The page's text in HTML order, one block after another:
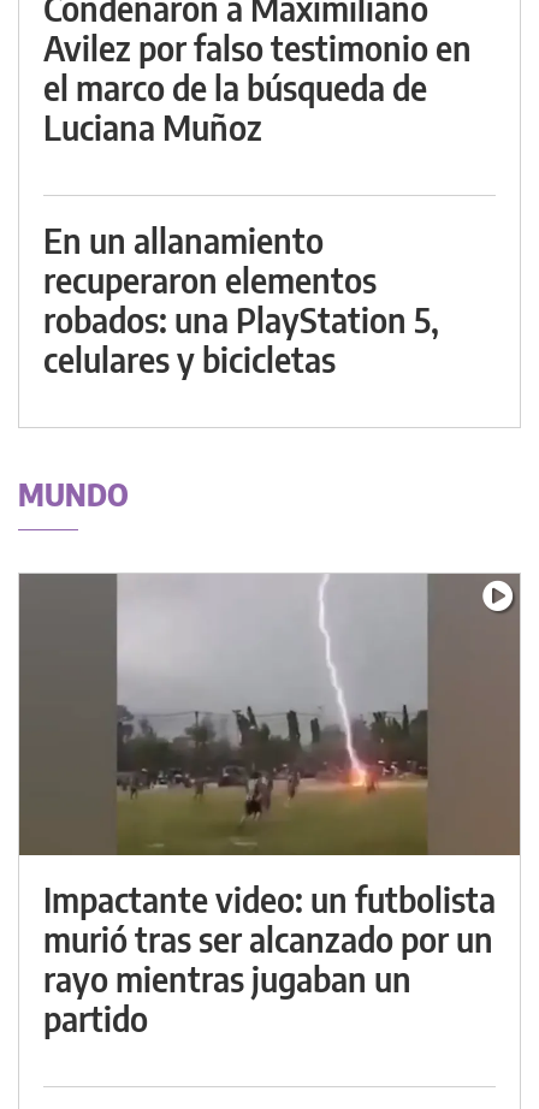
Avilez por falso testimonio en
el marco de la búsqueda de
Luciana Muñoz
En un allanamiento
recuperaron elementos
robados: una PlayStation 5,
celulares y bicicletas
MUNDO
Impactante video: un futbolista
murió tras ser alcanzado por un
rayo mientras jugaban un
partido